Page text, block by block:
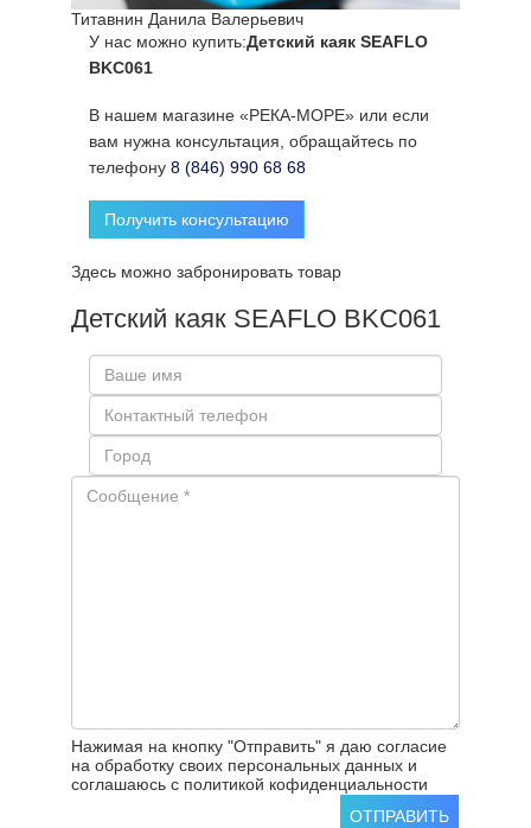
Титавнин Данила Валерьевич
У нас можно купить:Детский каяк SEAFLO
BKC061
В нашем магазине «РЕКА-МОРЕ» или если
вам нужна консультация, обращайтесь по
телефону 8 (846) 990 68 68
Получить консультацию
Здесь можно забронировать товар
Детский каяк SEAFLO BKC061
Нажимая на кнопку "Отправить" я даю согласие
на обработку своих персональных данных и
соглашаюсь с политикой кофиденциальности
ОТПРАВИТЬ